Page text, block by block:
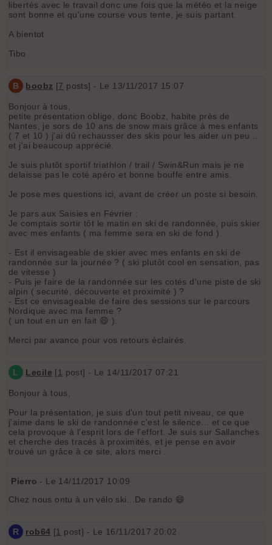
libertés avec le travail donc une fois que la météo et la neige
sont bonne et qu'une course vous tente, je suis partant.
A bientot
Tibo
B boobz [7 posts] - Le 13/11/2017 15:07
Bonjour à tous,
petite présentation oblige, donc Boobz, habite près de
Nantes, je sors de 10 ans de snow mais grâce à mes enfants
( 7 et 10 ) j'ai dû rechausser des skis pour les aider un peu ..
et j'ai beaucoup apprécié.
Je suis plutôt sportif triathlon / trail / Swin&Run mais je ne
delaisse pas le coté apéro et bonne bouffe entre amis.
Je pose mes questions ici, avant de créer un poste si besoin.
Je pars aux Saisies en Février :
Je comptais sortir tôt le matin en ski de randonnée, puis skier
avec mes enfants ( ma femme sera en ski de fond ).
- Est il envisageable de skier avec mes enfants en ski de
randonnée sur la journée ? ( ski plutôt cool en sensation, pas
de vitesse )
- Puis je faire de la randonnée sur les cotés d'une piste de ski
alpin ( securité, découverte et proximité ) ?
- Est ce envisageable de faire des sessions sur le parcours
Nordique avec ma femme ?
( un tout en un en fait 😄 ).
Merci par avance pour vos retours éclairés.
L Lecile [1 post] - Le 14/11/2017 07:21
Bonjour à tous,
Pour la présentation, je suis d'un tout petit niveau, ce que
j'aime dans le ski de randonnée c'est le silence... et ce que
cela provoque à l'esprit lors de l'effort. Je suis sur Sallanches
et cherche des tracés à proximités, et je pense en avoir
trouvé un grâce à ce site, alors merci .
Pierro - Le 14/11/2017 10:09
Chez nous ontu à un vélo ski...De rando 😄
R rob64 [1 post] - Le 16/11/2017 20:02